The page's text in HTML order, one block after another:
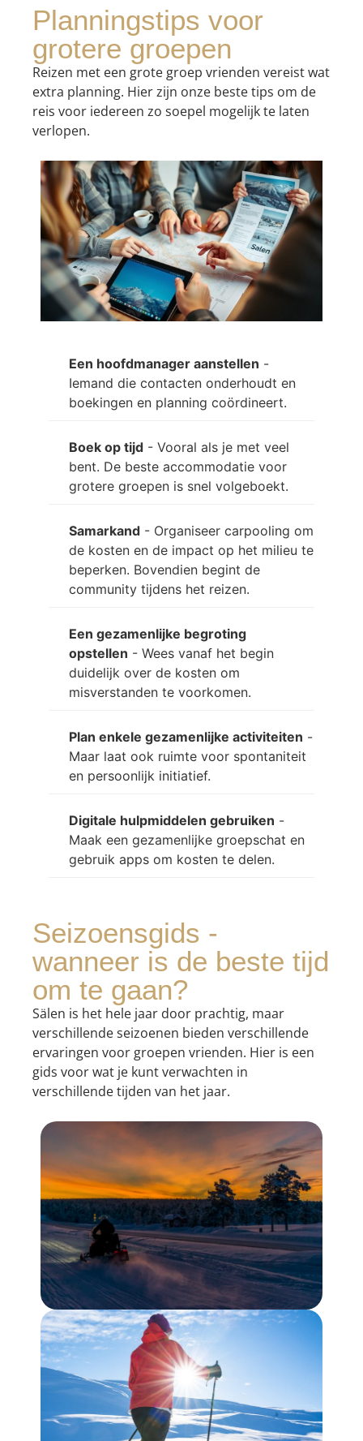
Planningstips voor
grotere groepen
Reizen met een grote groep vrienden vereist wat
extra planning. Hier zijn onze beste tips om de
reis voor iedereen zo soepel mogelijk te laten
verlopen.
Een hoofdmanager aanstellen -
Iemand die contacten onderhoudt en
boekingen en planning coördineert.
Boek op tijd - Vooral als je met veel
bent. De beste accommodatie voor
grotere groepen is snel volgeboekt.
Samarkand - Organiseer carpooling om
de kosten en de impact op het milieu te
beperken. Bovendien begint de
community tijdens het reizen.
Een gezamenlijke begroting
opstellen - Wees vanaf het begin
duidelijk over de kosten om
misverstanden te voorkomen.
Plan enkele gezamenlijke activiteiten -
Maar laat ook ruimte voor spontaniteit
en persoonlijk initiatief.
Digitale hulpmiddelen gebruiken -
Maak een gezamenlijke groepschat en
gebruik apps om kosten te delen.
Seizoensgids -
wanneer is de beste tijd
om te gaan?
Sälen is het hele jaar door prachtig, maar
verschillende seizoenen bieden verschillende
ervaringen voor groepen vrienden. Hier is een
gids voor wat je kunt verwachten in
verschillende tijden van het jaar.